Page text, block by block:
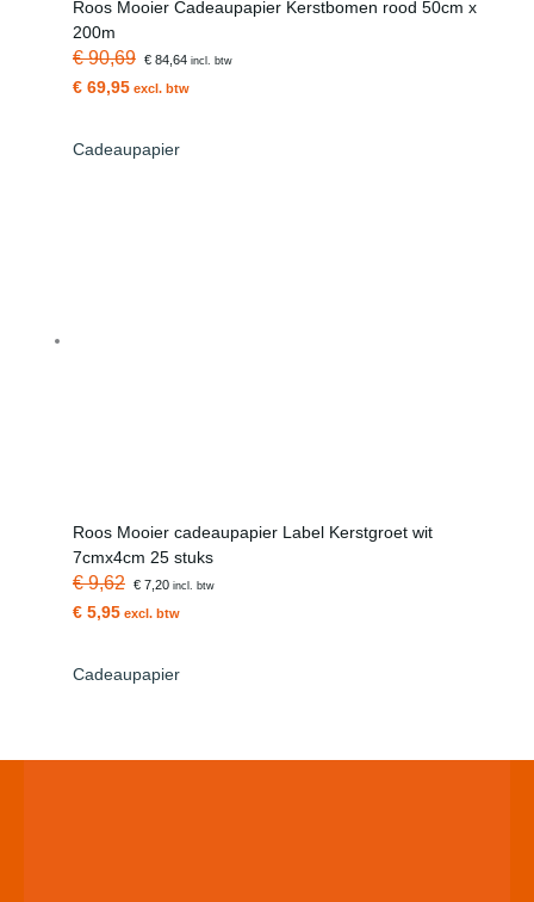
Roos Mooier Cadeaupapier Kerstbomen rood 50cm x
200m
€ 90,69 € 84,64incl. btw
€ 69,95 excl. btw
Cadeaupapier
Roos Mooier cadeaupapier Label Kerstgroet wit
7cmx4cm 25 stuks
€ 9,62 € 7,20incl. btw
€ 5,95 excl. btw
Cadeaupapier